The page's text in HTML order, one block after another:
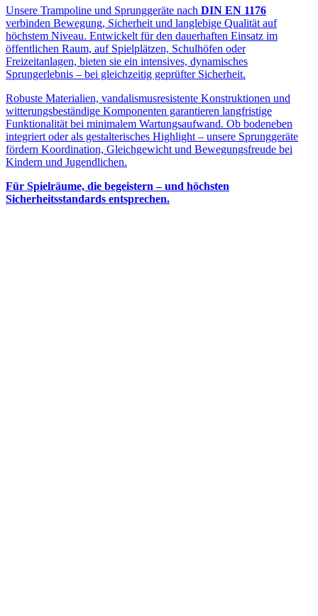
Unsere Trampoline und Sprunggeräte nach DIN EN 1176
verbinden Bewegung, Sicherheit und langlebige Qualität auf
höchstem Niveau. Entwickelt für den dauerhaften Einsatz im
öffentlichen Raum, auf Spielplätzen, Schulhöfen oder
Freizeitanlagen, bieten sie ein intensives, dynamisches
Sprungerlebnis – bei gleichzeitig geprüfter Sicherheit.
Robuste Materialien, vandalismusresistente Konstruktionen und
witterungsbeständige Komponenten garantieren langfristige
Funktionalität bei minimalem Wartungsaufwand. Ob bodeneben
integriert oder als gestalterisches Highlight – unsere Sprunggeräte
fördern Koordination, Gleichgewicht und Bewegungsfreude bei
Kindern und Jugendlichen.
Für Spielräume, die begeistern – und höchsten
Sicherheitsstandards entsprechen.